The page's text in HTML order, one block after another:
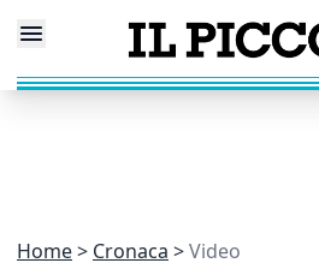
Home Cronaca Video